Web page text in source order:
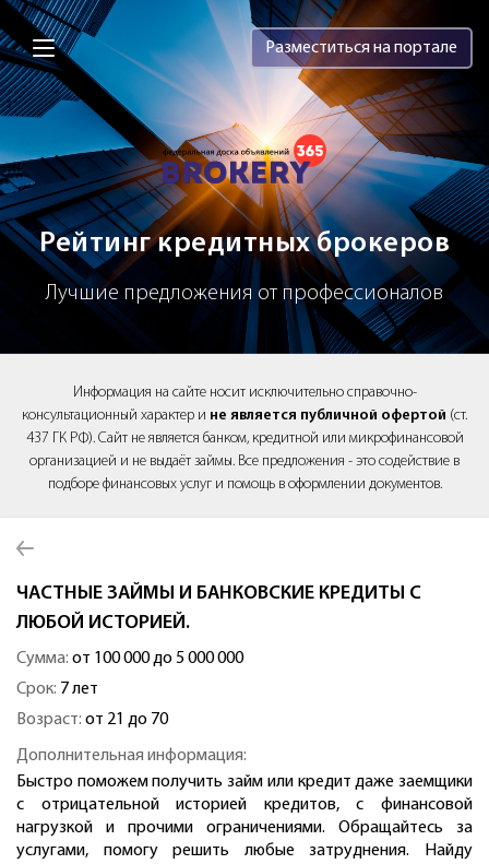
Brokery365 - Рейтинг кредитных
Разместиться на портале
Рейтинг кредитных брокеров
Лучшие предложения от профессионалов
Информация на сайте носит исключительно справочно-
консультационный характер и не является публичной офертой (ст.
437 ГК РФ). Сайт не является банком, кредитной или микрофинансовой
организацией и не выдаёт займы. Все предложения - это содействие в
подборе финансовых услуг и помощь в оформлении документов.
ЧАСТНЫЕ ЗАЙМЫ И БАНКОВСКИЕ КРЕДИТЫ С
ЛЮБОЙ ИСТОРИЕЙ.
Сумма: от 100 000 до 5 000 000
Срок: 7 лет
Возраст: от 21 до 70
Дополнительная информация:
Быстро поможем получить займ или кредит даже заемщики
с отрицательной историей кредитов, с финансовой
нагрузкой и прочими ограничениями. Обращайтесь за
услугами, помогу решить любые затруднения. Найду